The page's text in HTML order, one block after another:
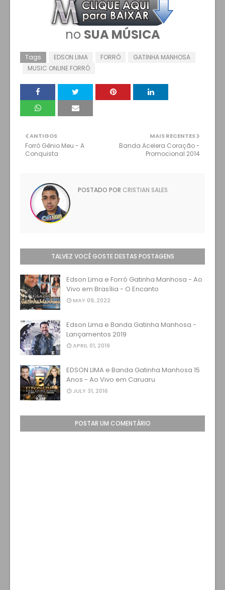
no SUA MÚSICA
Tags EDSON LIMA FORRÓ
GATINHA MANHOSA
MUSIC ONLINE FORRÓ
MAIS RECENTES
Banda Acelera Coração -
Promocional 2014
ANTIGOS
Forró Gênio Meu - A
Conquista
POSTADO POR CRISTIAN SALES
TALVEZ VOCÊ GOSTE DESTAS POSTAGENS
Edson Lima e Forró Gatinha Manhosa - Ao
Vivo em Brasília - O Encanto
MAY 09, 2022
Edson Lima e Banda Gatinha Manhosa -
Lançamentos 2019
APRIL 01, 2019
EDSON LIMA e Banda Gatinha Manhosa 15
Anos - Ao Vivo em Caruaru
JULY 31, 2016
POSTAR UM COMENTÁRIO